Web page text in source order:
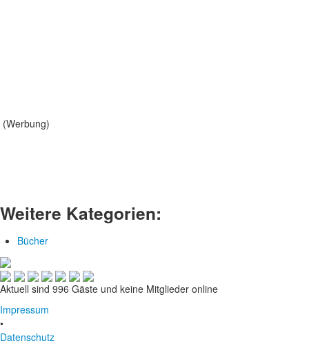
(Werbung)
Weitere Kategorien:
Bücher
Aktuell sind 996 Gäste und keine Mitglieder online
Impressum
•
Datenschutz